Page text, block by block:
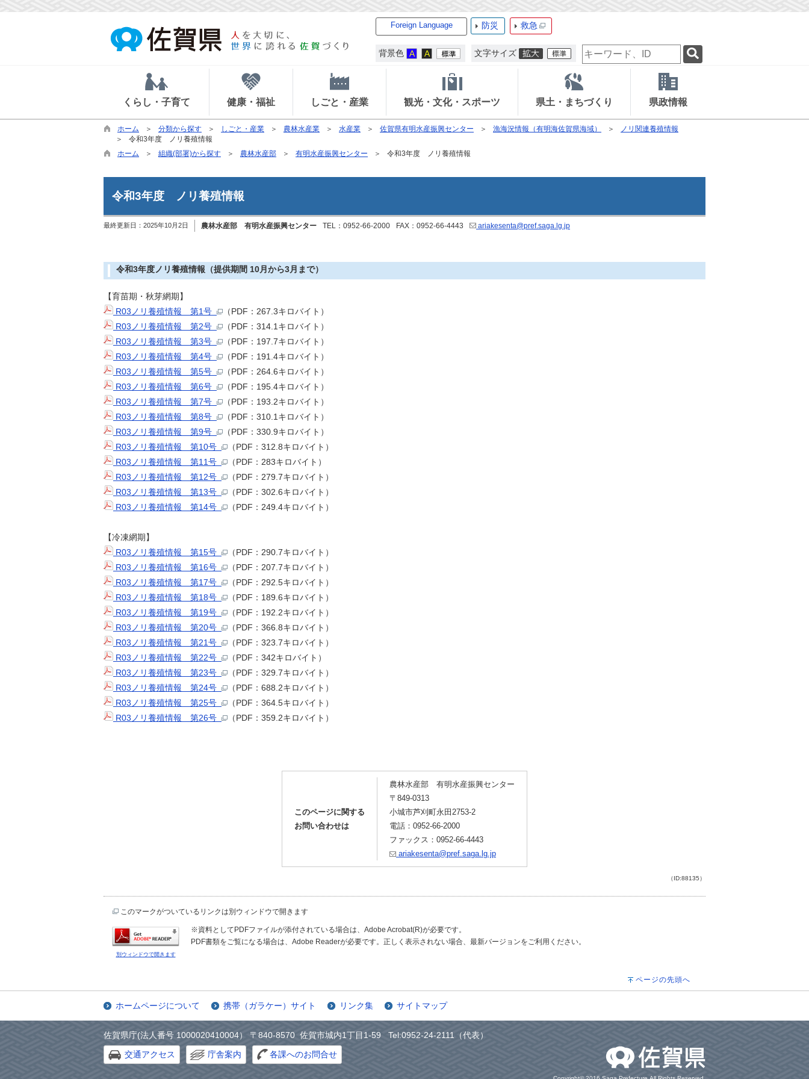
Foreign Language 防災 救急
背景色 文字サイズ
検
索
ー
ー
ド
くらし・子育て 健康・福祉 しごと・産業 観光・文化・スポーツ 県土・まちづくり 県政情報
ホーム 分類から探す しごと・産業 農林水産業 水産業 佐賀県有明水産振興センター 漁海況情報（有明海佐賀県海域）
ノリ関連養殖情報
令和3年度 ノリ養殖情報
ホーム
組織(部署)から探す 農林水産部 有明水産振興センター 令和3年度 ノリ養殖情報
令和3年度 ノリ養殖情報
最終更新日： 2025年10月2日 農林水産部 有明水産振興センター TEL：0952-66-2000 FAX：0952-66-4443 ariakesenta@pref.saga.lg.jp
令和3年度ノリ養殖情報（提供期間 10月から3月まで）
【育苗期・秋芽網期】
R03ノリ養殖情報 第1号
（PDF：267.3キロバイト）
R03ノリ養殖情報 第2号
（PDF：314.1キロバイト）
R03ノリ養殖情報 第3号
（PDF：197.7キロバイト）
R03ノリ養殖情報 第4号
（PDF：191.4キロバイト）
R03ノリ養殖情報 第5号
（PDF：264.6キロバイト）
R03ノリ養殖情報 第6号
（PDF：195.4キロバイト）
R03ノリ養殖情報 第7号
（PDF：193.2キロバイト）
R03ノリ養殖情報 第8号
（PDF：310.1キロバイト）
R03ノリ養殖情報 第9号
（PDF：330.9キロバイト）
R03ノリ養殖情報 第10号
（PDF：312.8キロバイト）
R03ノリ養殖情報 第11号
（PDF：283キロバイト）
R03ノリ養殖情報 第12号
（PDF：279.7キロバイト）
R03ノリ養殖情報 第13号
（PDF：302.6キロバイト）
R03ノリ養殖情報 第14号
（PDF：249.4キロバイト）
【冷凍網期】
R03ノリ養殖情報 第15号
（PDF：290.7キロバイト）
R03ノリ養殖情報 第16号
（PDF：207.7キロバイト）
R03ノリ養殖情報 第17号
（PDF：292.5キロバイト）
R03ノリ養殖情報 第18号
（PDF：189.6キロバイト）
R03ノリ養殖情報 第19号
（PDF：192.2キロバイト）
R03ノリ養殖情報 第20号
（PDF：366.8キロバイト）
R03ノリ養殖情報 第21号
（PDF：323.7キロバイト）
R03ノリ養殖情報 第22号
（PDF：342キロバイト）
R03ノリ養殖情報 第23号
（PDF：329.7キロバイト）
R03ノリ養殖情報 第24号
（PDF：688.2キロバイト）
R03ノリ養殖情報 第25号
（PDF：364.5キロバイト）
R03ノリ養殖情報 第26号
（PDF：359.2キロバイト）
このページに関する
お問い合わせは
農林水産部 有明水産振興センター
〒849-0313
小城市芦刈町永田2753-2
電話：0952-66-2000
ファックス：0952-66-4443
ariakesenta@pref.saga.lg.jp
（ID:88135）
このマークがついているリンクは別ウィンドウで開きます
別ウィンドウで開きます
※資料としてPDFファイルが添付されている場合は、Adobe Acrobat(R)が必要です。
PDF書類をご覧になる場合は、Adobe Readerが必要です。正しく表示されない場合、最新バージョンをご利用ください。
ページの先頭へ
ホームページについて 携帯（ガラケー）サイト リンク集 サイトマップ
佐賀県庁(法人番号 1000020410004） 〒840-8570 佐賀市城内1丁目1-59 Tel:0952-24-2111（代表）
交通アクセス
庁舎案内 各課へのお問合せ